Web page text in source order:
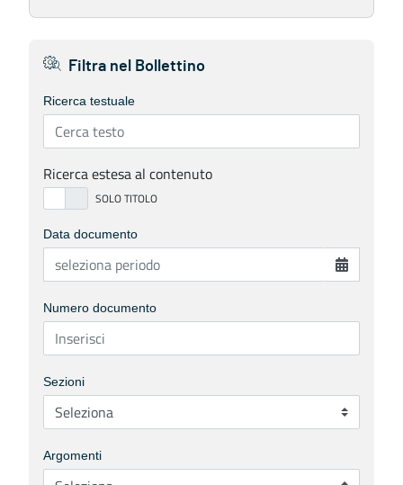
Filtra nel Bollettino
Ricerca testuale
Ricerca estesa al contenuto
Data documento
Numero documento
Sezioni
Argomenti